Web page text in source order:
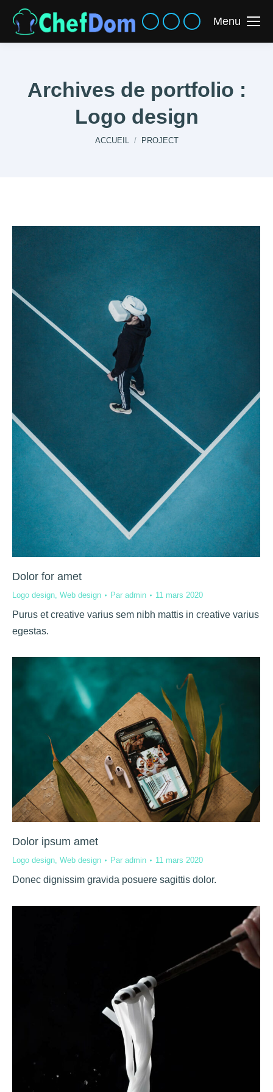
Menu
Archives de portfolio :
Logo design
Vous êtes ici :
ACCUEIL PROJECT
Dolor for amet
Logo design Web design Par admin 11 mars 2020
Purus et creative varius sem nibh mattis in creative varius
egestas.
Dolor ipsum amet
Logo design, Web design Par admin 11 mars 2020
Donec dignissim gravida posuere sagittis dolor.